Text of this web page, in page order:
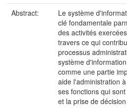
Abstract:
Le système
clé fondamentale
des activités
travers ce qui
processus
système
comme une partie
aide l'administration
ses fonctions qui
et la prise de